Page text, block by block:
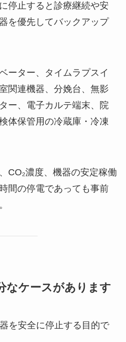
停止すると診療継続や安
を優先してバックアップ
ーター、タイムラプスイ
関連機器、分娩台、無影
ー、電子カルテ端末、院
体保管用の冷蔵庫・冷凍
CO₂濃度、機器の安定稼働
間の停電であっても事前
なケースがあります
を安全に停止する目的で